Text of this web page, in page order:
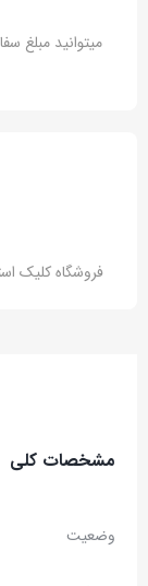
میتوانید مبلغ
فروشگاه کلیک
مشخصات کلی
وضعیت